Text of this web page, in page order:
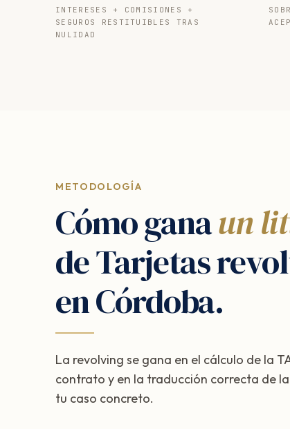
INTERESES + COMISIONES +
SEGUROS RESTITUIBLES TRAS
NULIDAD
METODOLOGÍA
Cómo ganaun
de Tarjetas
en Córdoba.
La revolving se gana en el cálculo de la
contrato y en la traducción correcta de
tu caso concreto.